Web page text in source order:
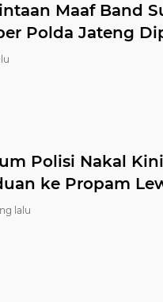
Maaf Band
Polda Jateng
Polisi Nakal
ke Propam
lalu